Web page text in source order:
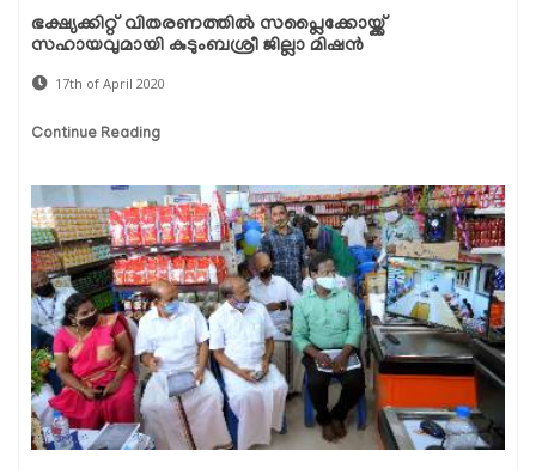
ഭക്ഷ്യക്കിറ്റ് വിതരണത്തില്‍ സപ്ലൈക്കോയ്ക്ക്
സഹായവുമായി കുടുംബശ്രീ ജില്ലാ മിഷന്‍
17th of April 2020
Continue Reading